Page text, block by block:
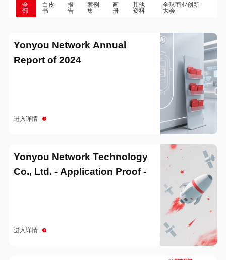
全
部
白皮
书
报
告
案例
集
画
册
其他
资料
全球商业创新
大会
Yonyou Network Annual
Report of 2024
进入详情
Yonyou Network Technology
Co., Ltd. - Application Proof -
进入详情